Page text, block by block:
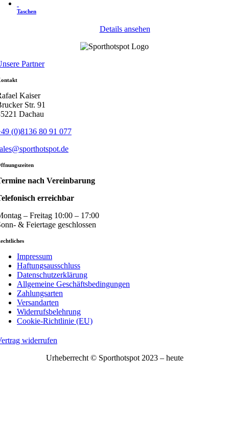
Taschen
Details ansehen
Partner
Kaiser
Str. 91
Dachau
(0)8136 80 91 077
nach Vereinbarung
erreichbar
– Freitag 10:00 – 17:00
& Feiertage geschlossen
Impressum
Haftungsausschluss
Datenschutzerklärung
Allgemeine Geschäftsbedingungen
Zahlungsarten
Versandarten
Widerrufsbelehrung
Cookie-Richtlinie (EU)
widerrufen
Urheberrecht © Sporthotspot 2023 – heute